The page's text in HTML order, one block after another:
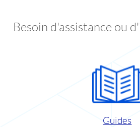
Besoin d'assistance ou
Guides